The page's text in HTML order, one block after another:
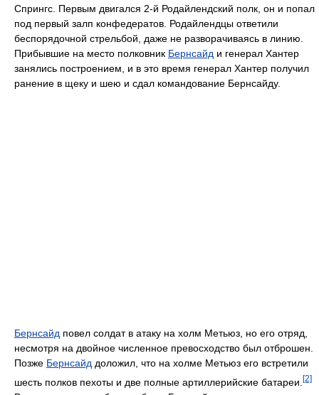
Спрингс. Первым двигался 2-й Родайлендский полк , он и попал
под первый залп конфедератов. Родайлендцы ответили
беспорядочной стрельбой, даже не разворачиваясь в линию.
Прибывшие на место полковник Бернсайд и генерал Хантер
занялись построением, и в это время генерал Хантер получил
ранение в щеку и шею и сдал командование Бернсайду.
Бернсайд повел солдат в атаку на холм Метьюз, но его отряд,
несмотря на двойное численное превосходство был отброшен.
Позже Бернсайд доложил, что на холме Метьюз его встретили
шесть полков пехоты и две полные артиллерийские батареи. [2]